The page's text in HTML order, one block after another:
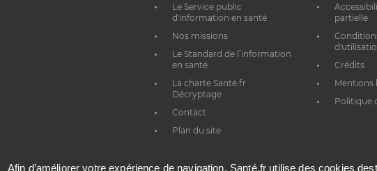
Le Service public
d'information en santé
Nos missions
Le Standard de l’information
en santé
La charte Santé.fr
Décryptage
Contact
Plan du site
partielle
Crédits
Mentions
Politique
Afin d’améliorer votre expérience de navigation, Santé.fr utilise des cookies